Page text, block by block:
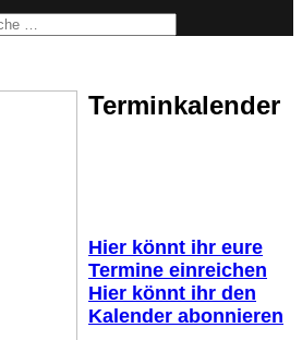
Terminkalender
Hier könnt ihr eure
Termine einreichen
Hier könnt ihr den
Kalender abonnieren